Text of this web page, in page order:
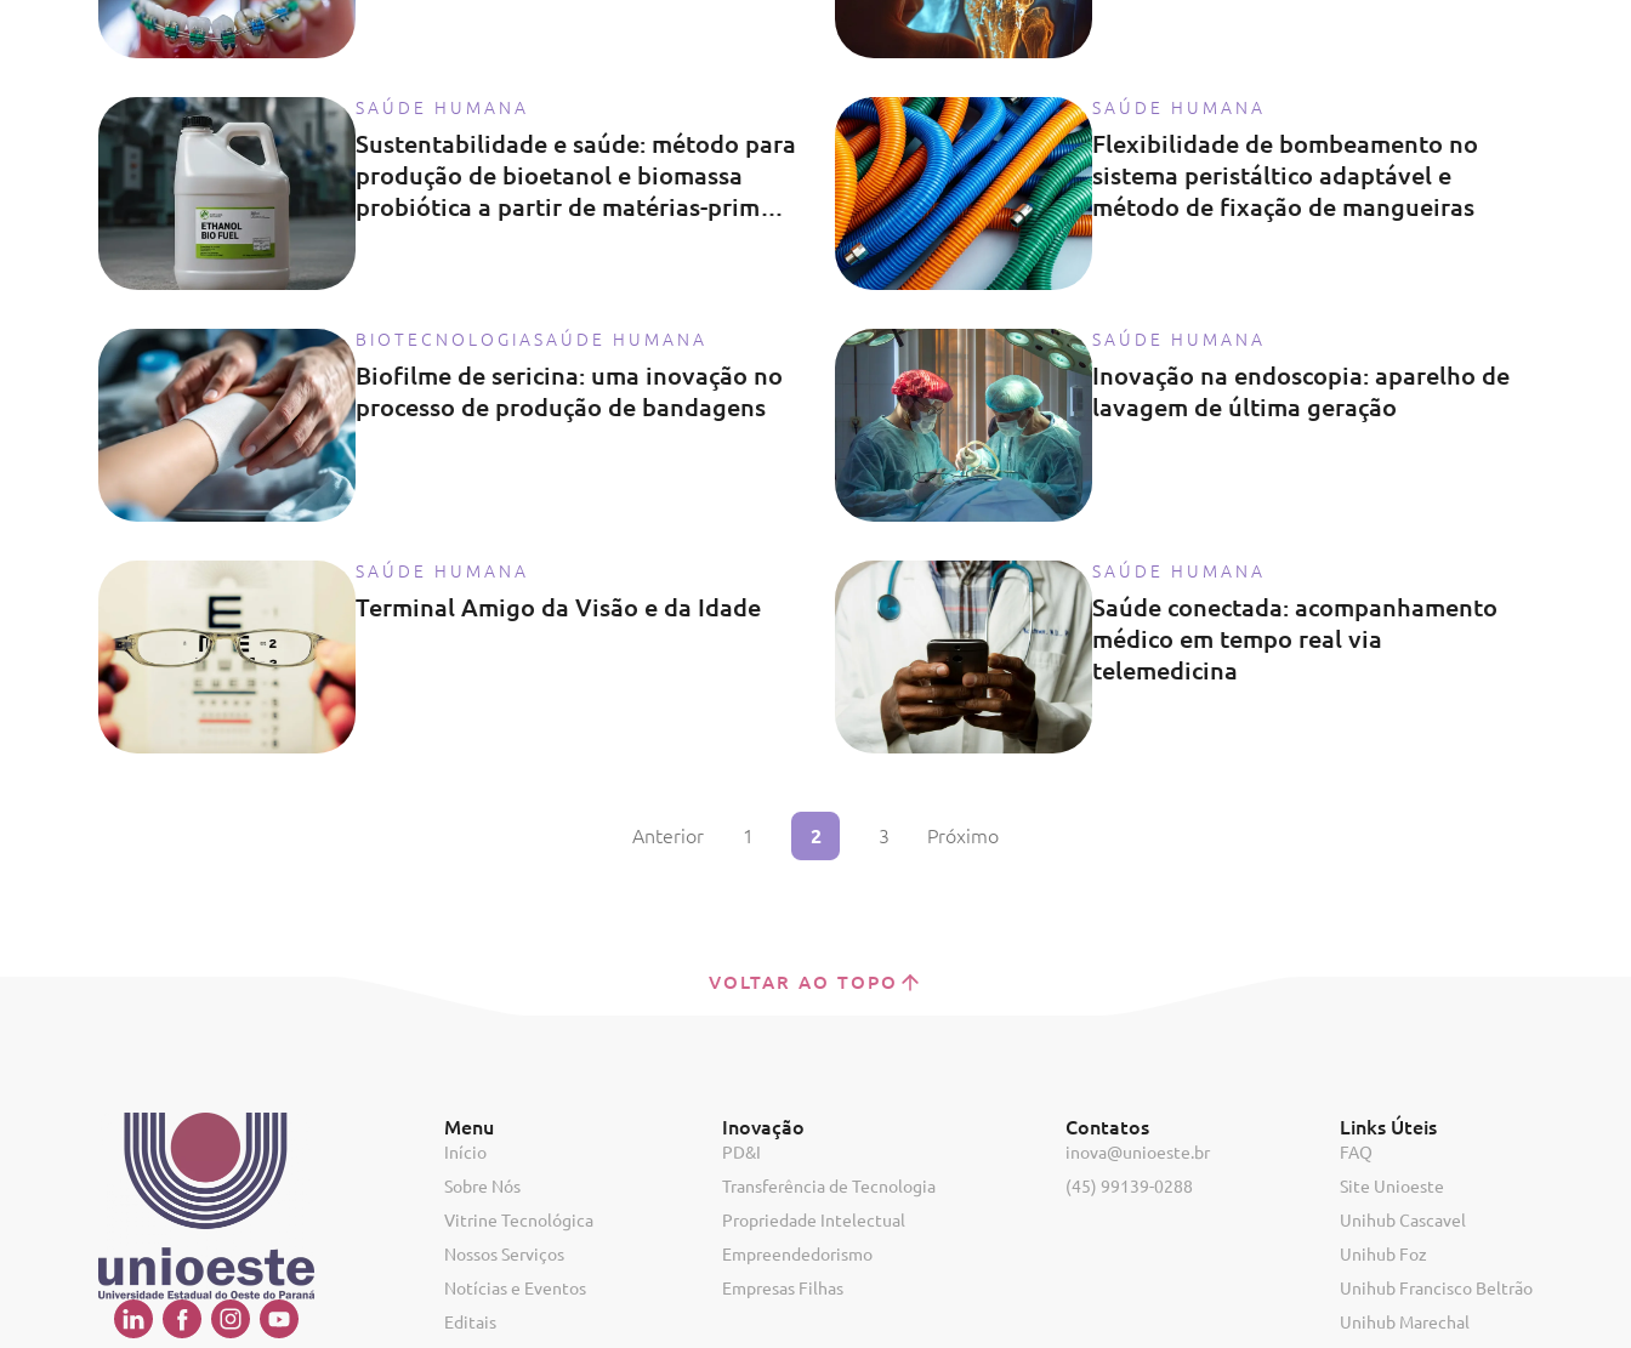
Sustentabilidade e saúde: método para
produção de bioetanol e biomassa
probiótica a partir de matérias-primas
SAÚDE HUMANA
Flexibilidade de bombeamento no
sistema peristáltico adaptável e
método de fixação de mangueiras
SAÚDE HUMANA
Biofilme de sericina: uma inovação no
processo de produção de bandagens
BIOTECNOLOGIASAÚDE HUMANA
Inovação na endoscopia: aparelho de
lavagem de última geração
SAÚDE HUMANA
Terminal Amigo da Visão e da Idade
SAÚDE HUMANA
Saúde conectada: acompanhamento
médico em tempo real via
telemedicina
SAÚDE HUMANA
Anterior 1 2 3 Próximo
VOLTAR AO TOPO
Menu
Início
Sobre Nós
Vitrine Tecnológica
Nossos Serviços
Notícias e Eventos
Editais
Inovação
PD&I
Transferência de Tecnologia
Propriedade Intelectual
Empreendedorismo
Empresas Filhas
Contatos
inova@unioeste.br
(45) 99139-0288
Links Úteis
FAQ
Site Unioeste
Unihub Cascavel
Unihub Foz
Unihub Francisco Beltrão
Unihub Marechal